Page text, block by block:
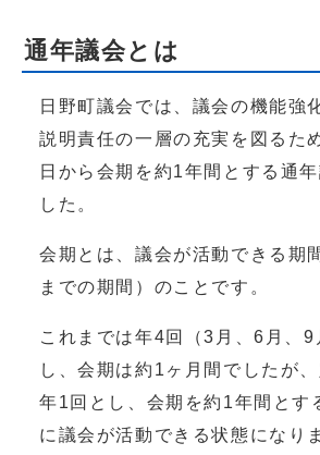
通年議会とは
日野町議会では、議会の機能強
説明責任の一層の充実を図るた
日から会期を約1年間とする通
した。
会期とは、議会が活動できる期
までの期間）のことです。
これまでは年4回（3月、6月、
し、会期は約1ヶ月間でしたが
年1回とし、会期を約1年間とす
に議会が活動できる状態になり